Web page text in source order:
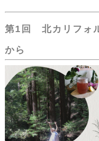
第1回 北カリフォ
から